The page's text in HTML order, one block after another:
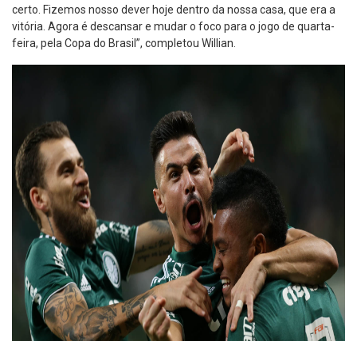
certo. Fizemos nosso dever hoje dentro da nossa casa, que era a
vitória. Agora é descansar e mudar o foco para o jogo de quarta-
feira, pela Copa do Brasil”, completou Willian.